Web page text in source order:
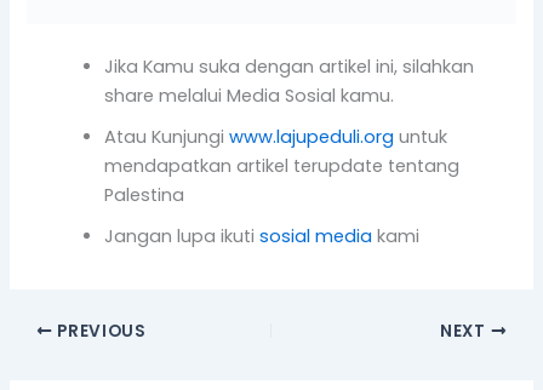
PREVIOUS
Tinggalkan Komentar